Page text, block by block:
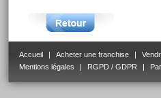
Accueil Acheter une franchise
Mentions légales
RGPD / GDPR